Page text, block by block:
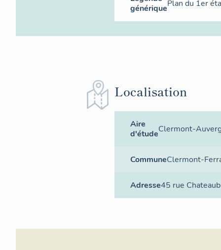
génériquePlan du 1er
Localisation
Aire
d'étudeClermont-
CommuneClermont-
Adresse45 rue